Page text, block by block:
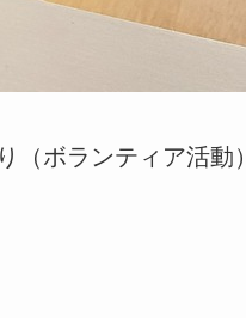
ボランティア活動）